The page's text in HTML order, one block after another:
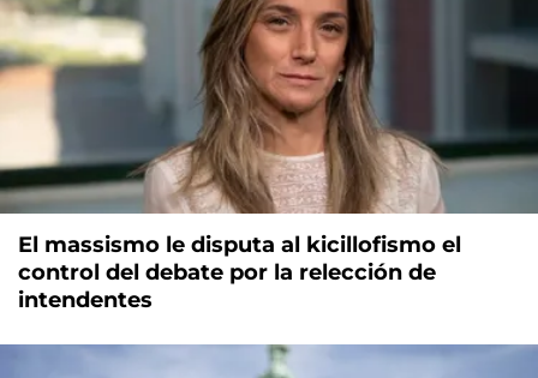
El massismo le disputa al kicillofismo el
control del debate por la relección de
intendentes